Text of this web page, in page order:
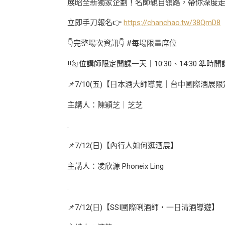
展昭全新獨家企劃！名師親自領路，帶你深度
立即手刀報名👉 https://chanchao.tw/38QmD8
👇完整場次資訊👇 #每場限量席位
‼️每位講師限定開課一天｜10:30、14:30 準時開
📌7/10(五)【日本酒大師導覽｜台中國際酒展限
主講人：陳穎芝｜芝芝
.
📌7/12(日)【內行人如何逛酒展】
主講人：凌欣源 Phoneix Ling
.
📌7/12(日)【SSI國際唎酒師・一日清酒導遊】